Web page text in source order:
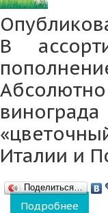
В
Италии и
Поделиться…
Подробнее